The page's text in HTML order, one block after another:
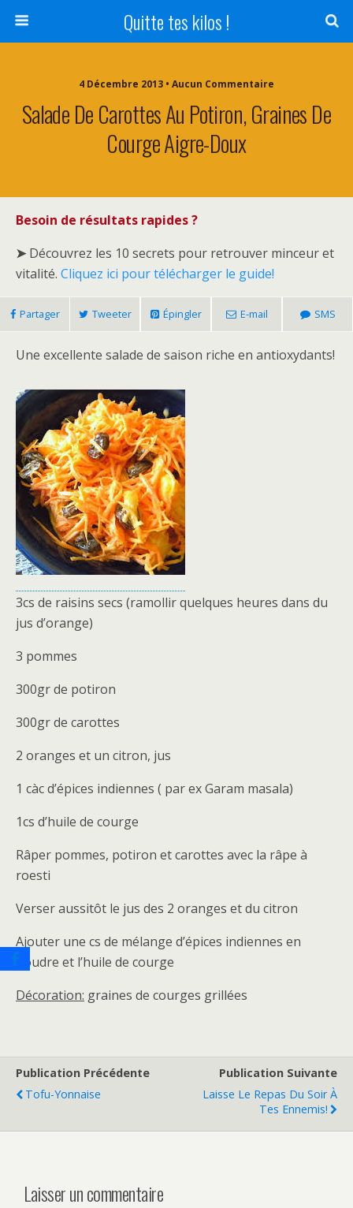
Quitte tes kilos !
4 Décembre 2013 • Aucun Commentaire
Salade De Carottes Au Potiron, Graines De
Courge Aigre-Doux
Besoin de résultats rapides ?
➤Découvrez les 10 secrets pour retrouver minceur et
vitalité. Cliquez ici pour télécharger le guide!
Partager Tweeter Épingler E-mail SMS
Une excellente salade de saison riche en antioxydants!
3cs de raisins secs (ramollir quelques heures dans du
jus d’orange)
3 pommes
300gr de potiron
300gr de carottes
2 oranges et un citron, jus
1 càc d’épices indiennes ( par ex Garam masala)
1cs d’huile de courge
Râper pommes, potiron et carottes avec la râpe à
roesti
Verser aussitôt le jus des 2 oranges et du citron
Ajouter une cs de mélange d’épices indiennes en
poudre et l’huile de courge
Décoration: graines de courges grillées
Publication Précédente
Tofu-Yonnaise
Publication Suivante
Laisse Le Repas Du Soir À
Tes Ennemis!
Laisser un commentaire